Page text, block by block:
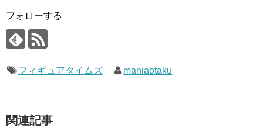
フォローする
フィギュアタイムズ maniaotaku
関連記事